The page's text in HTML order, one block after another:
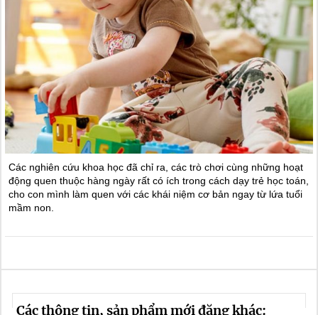
Các nghiên cứu khoa học đã chỉ ra, các trò chơi cùng những hoạt
động quen thuộc hàng ngày rất có ích trong cách dạy trẻ học toán,
cho con mình làm quen với các khái niệm cơ bản ngay từ lứa tuổi
mầm non.
Các thông tin, sản phẩm mới đăng khác: